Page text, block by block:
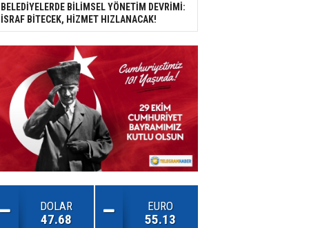
BELEDİYELERDE BİLİMSEL YÖNETİM DEVRİMİ:
İSRAF BİTECEK, HİZMET HIZLANACAK!
DOLAR
47.68
EURO
55.13